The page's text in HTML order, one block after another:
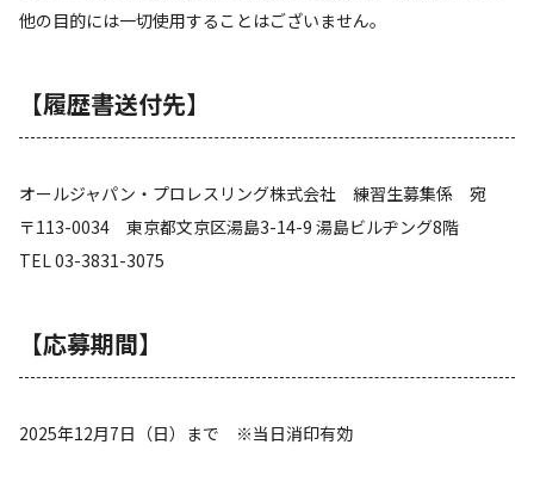
他の目的には一切使用することはございません。
【履歴書送付先】
オールジャパン・プロレスリング株式会社 練習生募集係 宛
〒113-0034 東京都文京区湯島3-14-9 湯島ビルヂング8階
TEL 03-3831-3075
【応募期間】
2025年12月7日（日）まで ※当日消印有効